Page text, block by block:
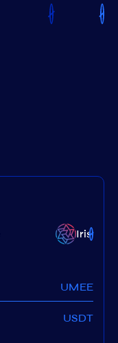
Iris
UMEE
USDT